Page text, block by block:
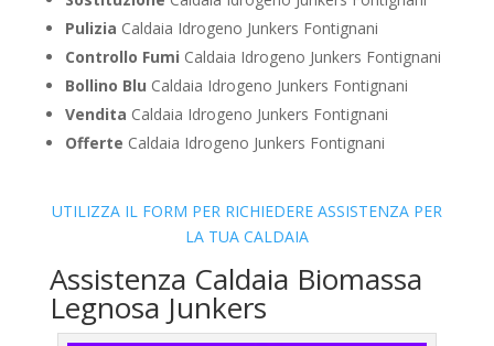
Pulizia Caldaia Idrogeno Junkers Fontignani
Controllo Fumi Caldaia Idrogeno Junkers Fontignani
Bollino Blu Caldaia Idrogeno Junkers Fontignani
Vendita Caldaia Idrogeno Junkers Fontignani
Offerte Caldaia Idrogeno Junkers Fontignani
UTILIZZA IL FORM PER RICHIEDERE ASSISTENZA PER
LA TUA CALDAIA
Assistenza Caldaia Biomassa
Legnosa Junkers